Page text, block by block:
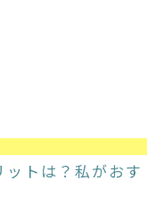
トは？私がおす